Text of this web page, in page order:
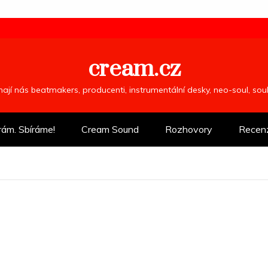
cream.cz
nás beatmakers, producenti, instrumentální desky, neo-soul,
Sbíráme! Cream Sound Rozhovory